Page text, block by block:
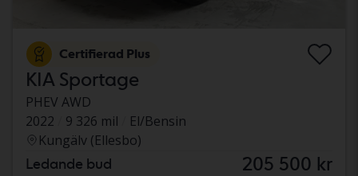
Certifierad Plus
KIA Sportage
PHEV AWD
2022
9 326 mil
El/Bensin
Kungälv (Ellesbo)
Ledande bud 205 500 kr